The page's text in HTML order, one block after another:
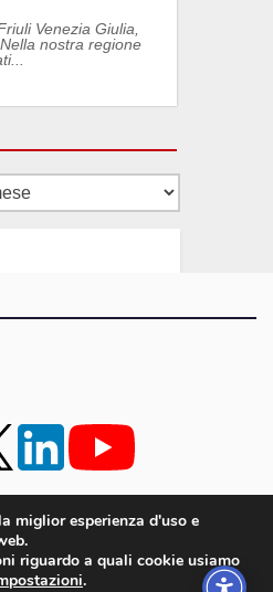
Venezia Giulia,
nostra regione
noi
policy UE
miglior esperienza d'uso e
riguardo a quali cookie usiamo
.